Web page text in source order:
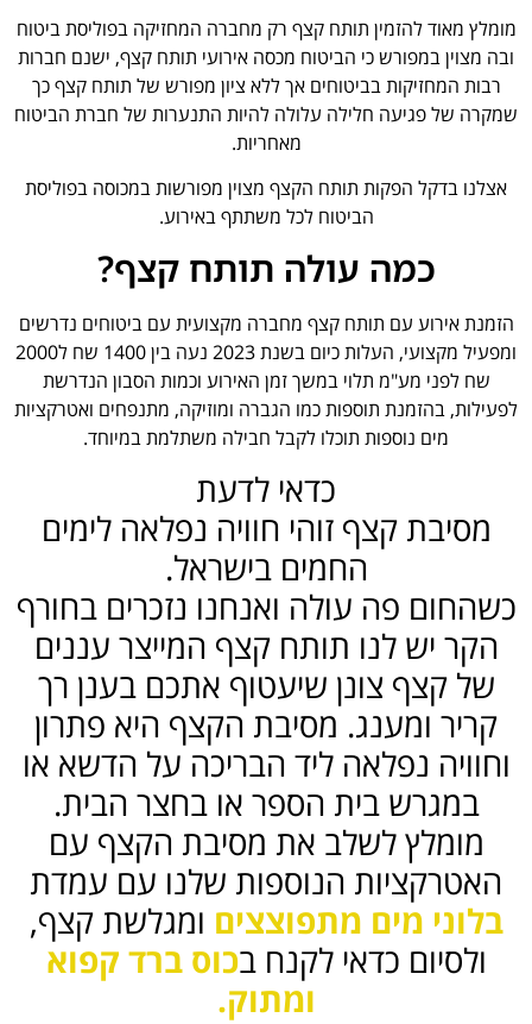
מומלץ מאוד להזמין תותח קצף רק מחברה המחזיקה בפוליסת ביטוח
ובה מצוין במפורש כי הביטוח מכסה אירועי תותח קצף, ישנם חברות
רבות המחזיקות בביטוחים אך ללא ציון מפורש של תותח קצף כך
שמקרה של פגיעה חלילה עלולה להיות התנערות של חברת הביטוח
מאחריות.
אצלנו בדקל הפקות תותח הקצף מצוין מפורשות במכוסה בפוליסת
הביטוח לכל משתתף באירוע.
כמה עולה תותח קצף?
הזמנת אירוע עם תותח קצף מחברה מקצועית עם ביטוחים נדרשים
ומפעיל מקצועי, העלות כיום בשנת 2023 נעה בין 1400 שח ל2000
שח לפני מע"מ תלוי במשך זמן האירוע וכמות הסבון הנדרשת
לפעילות, בהזמנת תוספות כמו הגברה ומוזיקה, מתנפחים ואטרקציות
מים נוספות תוכלו לקבל חבילה משתלמת במיוחד.
כדאי לדעת
מסיבת קצף זוהי חוויה נפלאה לימים
החמים בישראל.
כשהחום פה עולה ואנחנו נזכרים בחורף
הקר יש לנו תותח קצף המייצר עננים
של קצף צונן שיעטוף אתכם בענן רך
קריר ומענג. מסיבת הקצף היא פתרון
וחוויה נפלאה ליד הבריכה על הדשא או
במגרש בית הספר או בחצר הבית.
מומלץ לשלב את מסיבת הקצף עם
האטרקציות הנוספות שלנו עם עמדת
בלוני מים מתפוצצים ומגלשת קצף,
ולסיום כדאי לקנח בכוס ברד קפוא
ומתוק.